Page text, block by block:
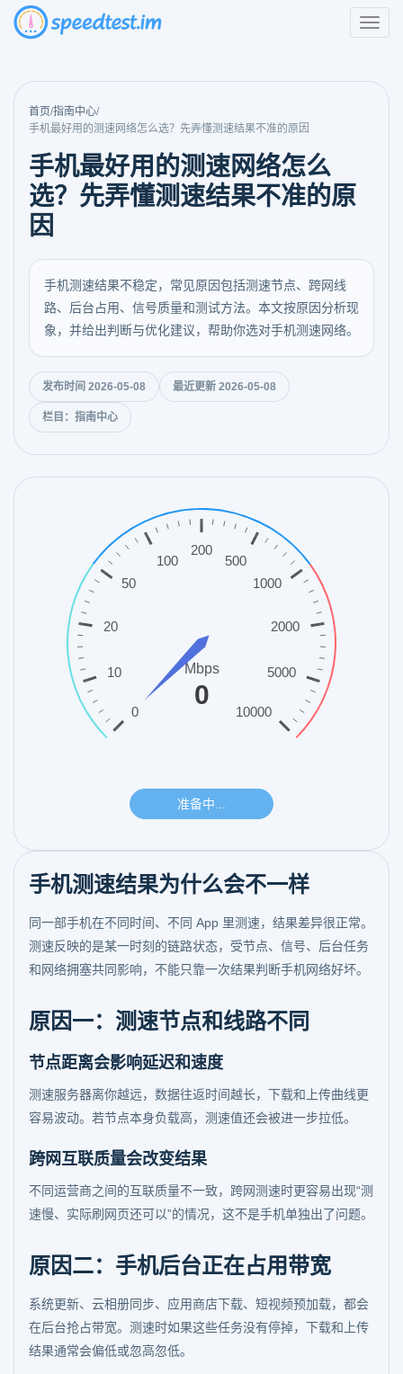
首页/指南中心/
手机最好用的测速网络怎么选？先弄懂测速结果不准的原因
手机最好用的测速网络怎么
选？先弄懂测速结果不准的原
因
手机测速结果不稳定，常见原因包括测速节点、跨网线
路、后台占用、信号质量和测试方法。本文按原因分析现
象，并给出判断与优化建议，帮助你选对手机测速网络。
发布时间 2026-05-08 最近更新 2026-05-08
栏目：指南中心
手机测速结果为什么会不一样
同一部手机在不同时间、不同 App 里测速，结果差异很正常。
测速反映的是某一时刻的链路状态，受节点、信号、后台任务
和网络拥塞共同影响，不能只靠一次结果判断手机网络好坏。
原因一：测速节点和线路不同
节点距离会影响延迟和速度
测速服务器离你越远，数据往返时间越长，下载和上传曲线更
容易波动。若节点本身负载高，测速值还会被进一步拉低。
跨网互联质量会改变结果
不同运营商之间的互联质量不一致，跨网测速时更容易出现“测
速慢、实际刷网页还可以”的情况，这不是手机单独出了问题。
原因二：手机后台正在占用带宽
系统更新、云相册同步、应用商店下载、短视频预加载，都会
在后台抢占带宽。测速时如果这些任务没有停掉，下载和上传
结果通常会偏低或忽高忽低。